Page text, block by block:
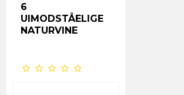
6
UIMODSTÅELIGE
NATURVINE